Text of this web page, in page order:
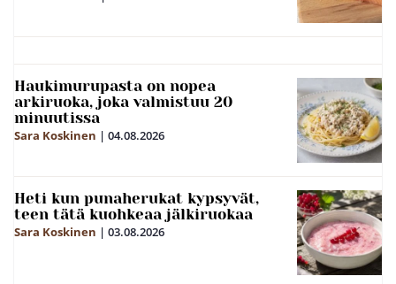
Haukimurupasta on nopea
arkiruoka, joka valmistuu 20
minuutissa
Sara Koskinen | 04.08.2026
Heti kun punaherukat kypsyvät,
teen tätä kuohkeaa jälkiruokaa
Sara Koskinen | 03.08.2026